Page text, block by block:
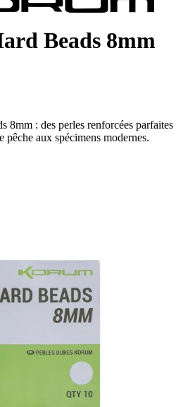
Beads 8mm
8mm : des perles renforcées parfaites
pêche aux spécimens modernes.